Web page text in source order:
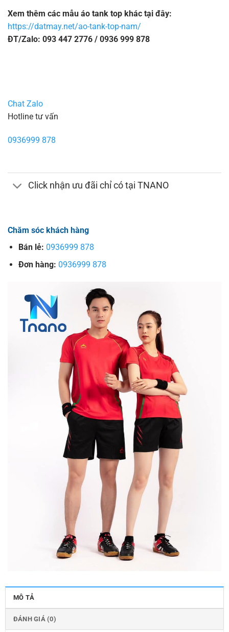
Xem thêm các mẫu áo tank top khác tại đây:
https://datmay.net/ao-tank-top-nam/
ĐT/Zalo: 093 447 2776 / 0936 999 878
Chat Zalo
Hotline tư vấn
0936999 878
Click nhận ưu đãi chỉ có tại TNANO
Chăm sóc khách hàng
Bán lẻ: 0936999 878
Đơn hàng: 0936999 878
MÔ TẢ
ĐÁNH GIÁ (0)